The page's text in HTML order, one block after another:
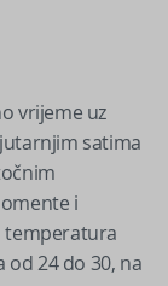
vrijeme uz
satima
i
temperatura
od 24 do 30, na